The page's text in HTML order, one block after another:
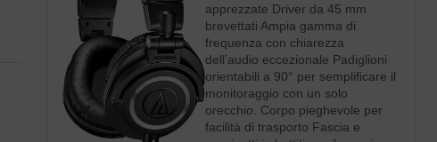
apprezzate Driver da 45 mm
brevettati Ampia gamma di
frequenza con chiarezza
dell’audio eccezionale Padiglioni
orientabili a 90° per semplificare il
monitoraggio con un solo
orecchio. Corpo pieghevole per
facilità di trasporto Fascia e